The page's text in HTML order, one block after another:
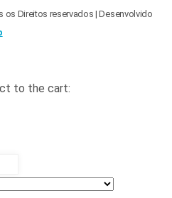
Direitos reservados | Desenvolvido
to the cart: